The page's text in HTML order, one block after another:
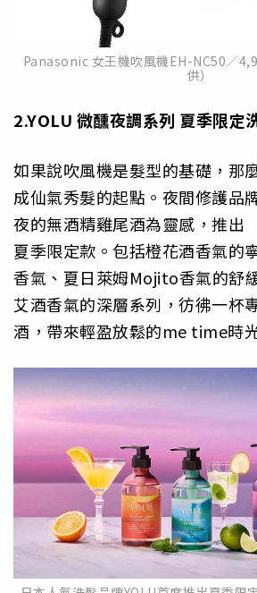
Panasonic 女王機吹風機EH-NC50／
供）
2.YOLU 微醺夜調系列 夏季限定
如果說吹風機是髮型的基礎，那
成仙氣秀髮的起點。夜間修護品
夜的無酒精雞尾酒為靈感，推出
夏季限定款。包括橙花酒香氣的
香氣、夏日萊姆Mojito香氣的舒
艾酒香氣的深層系列，彷彿一杯
酒，帶來輕盈放鬆的me time時